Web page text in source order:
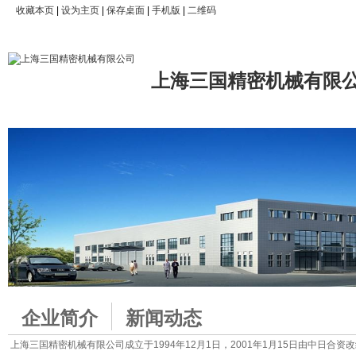
收藏本页 设为主页 保存桌面 手机版 二维码
上海三国精密机械有限
企业简介 新闻动态
上海三国精密机械有限公司成立于1994年12月1日，2001年1月15日由中日合资